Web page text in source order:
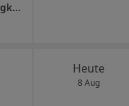
MVZ Königsborn GmbH Zweigsniederlassung Bergkamen
Heute
8 Aug